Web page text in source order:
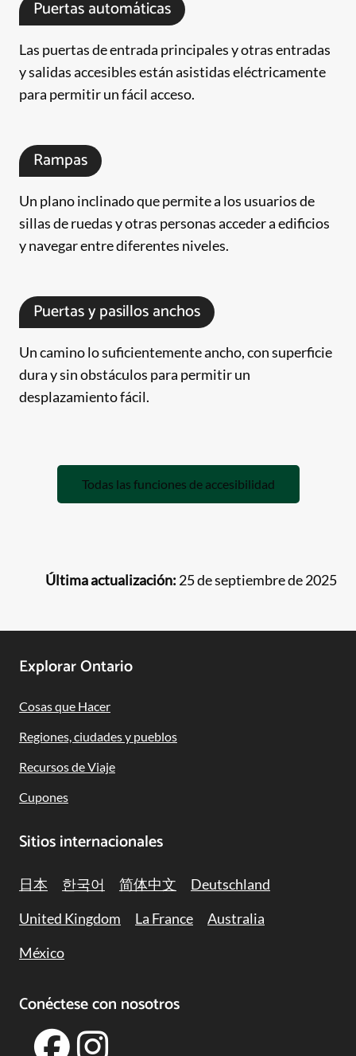
Puertas automáticas
Las puertas de entrada principales y otras entradas
y salidas accesibles están asistidas eléctricamente
para permitir un fácil acceso.
Rampas
Un plano inclinado que permite a los usuarios de
sillas de ruedas y otras personas acceder a edificios
y navegar entre diferentes niveles.
Puertas y pasillos anchos
Un camino lo suficientemente ancho, con superficie
dura y sin obstáculos para permitir un
desplazamiento fácil.
Todas las funciones de accesibilidad
Última actualización: 25 de septiembre de 2025
Footer
Navigation
Explorar Ontario
Cosas que Hacer
Regiones, ciudades y pueblos
Recursos de Viaje
Cupones
Sitios internacionales
日本 한국어 简体中文
Deutschland
United Kingdom
La France
Australia
México
Conéctese con nosotros